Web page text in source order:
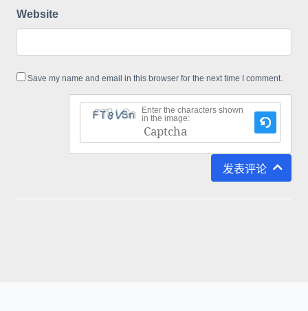
Website
Save my name and email in this browser for the next time I comment.
Enter the characters shown
in the image:
发表评论